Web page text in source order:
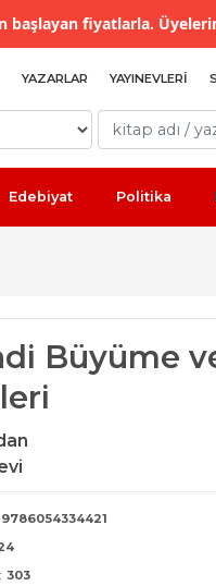
başlayan fiyatlarla.
YAZARLAR YAYINEVLERI
Edebiyat Politika
Büyüme
9786054334421
303